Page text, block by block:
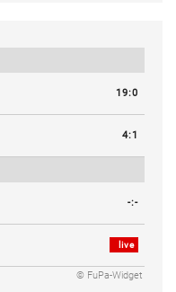
19:0
4:1
-:-
live
© FuPa-Widget